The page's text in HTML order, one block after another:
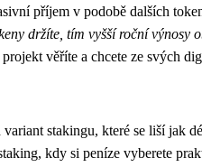
příjem v podobě dalších
držíte, tím vyšší roční výnosy
věříte a chcete ze svých
stakingu, které se liší jak
kdy si peníze vyberete